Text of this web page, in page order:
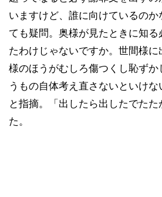
いますけど、誰に向けているのか
ても疑問。奥様が見たときに知る
たわけじゃないですか。世間様
様のほうがむしろ傷つくし恥ず
うもの自体考え直さないといけな
と指摘。「出したら出したでた
た。